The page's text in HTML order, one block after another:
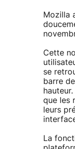
Mozilla
Cette
se
barre
que les
leurs
La